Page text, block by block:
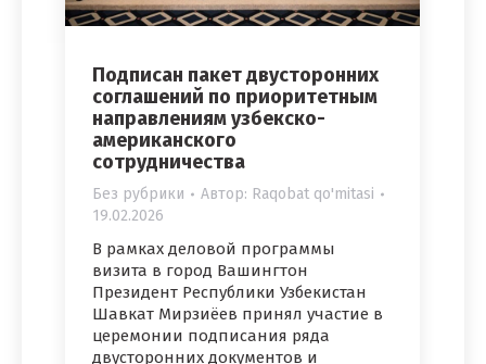
Подписан пакет двусторонних
соглашений по приоритетным
направлениям узбекско-
американского
сотрудничества
Без рубрики Автор: Raqobat qo'mitasi
19.02.2026
В рамках деловой программы
визита в город Вашингтон
Президент Республики Узбекистан
Шавкат Мирзиёев принял участие в
церемонии подписания ряда
двусторонних документов и